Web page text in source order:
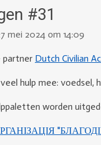
#31
mei 2024 om 14:09
partner Dutch Civilian
hulp mee: voedsel,
worden